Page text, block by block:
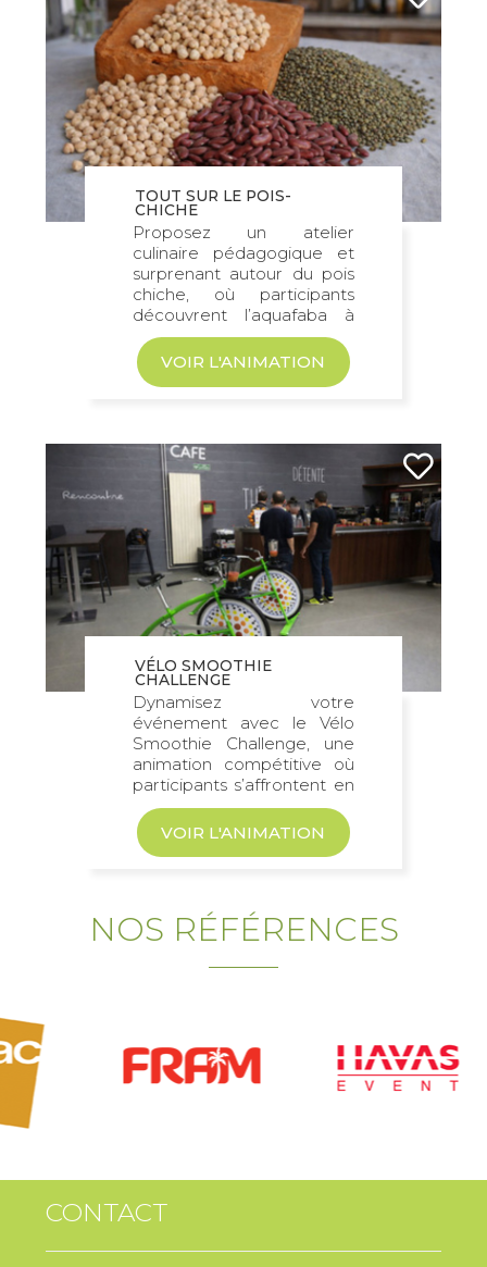
TOUT SUR LE POIS-
CHICHE
Proposez un atelier
culinaire pédagogique et
surprenant autour du pois
chiche, où participants
découvrent l’aquafaba à
travers houmous...
VOIR L'ANIMATION
VÉLO SMOOTHIE
CHALLENGE
Dynamisez votre
événement avec le Vélo
Smoothie Challenge, une
animation compétitive où
participants s’affrontent en
duel pour mixer...
VOIR L'ANIMATION
NOS RÉFÉRENCES
CONTACT